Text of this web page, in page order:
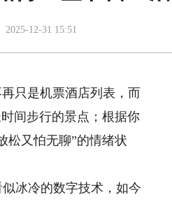
2025-12-31 15:51
只是机票酒店列表，而
间步行的景点；根据你
松又怕无聊”的情绪状
冰冷的数字技术，如今